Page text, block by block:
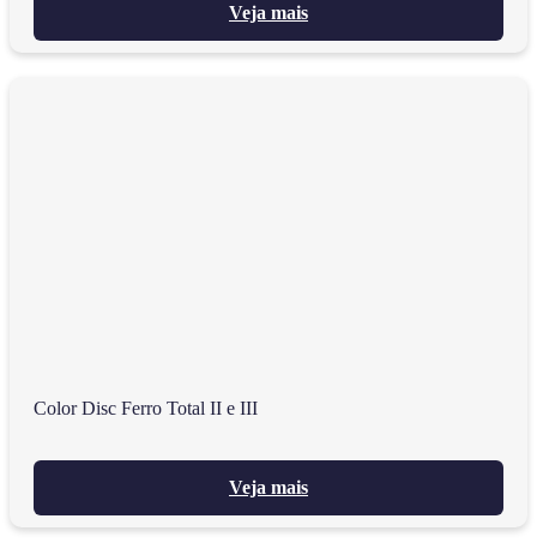
Veja mais
Color Disc Ferro Total II e III
Veja mais